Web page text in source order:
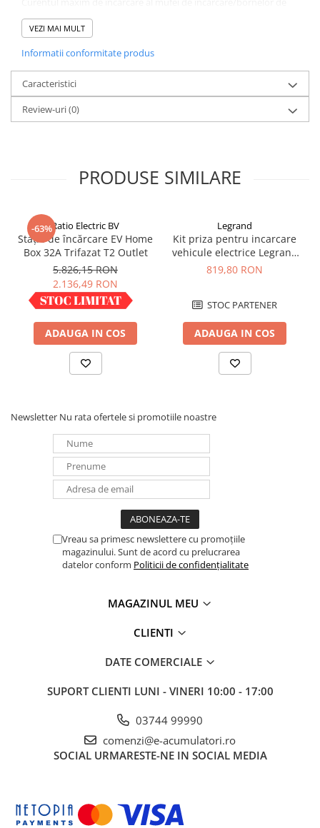
încărcare conform. la fișa de date - 16 A
Tipuri de conector:
ștecher CEE roșu 16 A (trifazat)
ștecher CEE albastru 16 A, ștecher de camping (monofazat)
ștecher cu împământare 16 A (priză de uz casnic)
Lungime cablu adaptor CEE albastru 16 A - 295 mm
Lungimea cablului adaptor, ștecher cu împământare 16 A - 295
mm
VEZI MAI MULT
Informatii conformitate produs
Caracteristici
Review-uri(0)
PRODUSE SIMILARE
-63%Ratio Electric BV
Stație de încărcare EV Home
Box 32A Trifazat T2 Outlet
5.826,15 RON
2.136,49 RON
IN STOC
ADAUGA IN COS
Legrand
Kit priza pentru incarcare
vehicule electrice Legrand
Green'up 3.7kw IP55
819,80 RON
STOC PARTENER
ADAUGA IN COS
Newsletter Nu rata ofertele si promotiile noastre
Vreau sa primesc newslettere cu promoțiile
magazinului. Sunt de acord cu prelucrarea
datelor conform Politicii de confidențialitate
MAGAZINUL MEU
CLIENTI
DATE COMERCIALE
SUPORT CLIENTI LUNI - VINERI 10:00 - 17:00
03744 99990
comenzi@e-acumulatori.ro
SOCIAL URMARESTE-NE IN SOCIAL MEDIA